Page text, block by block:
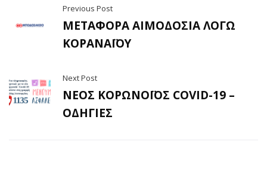
Previous Post
ΜΕΤΑΦΟΡΑ ΑΙΜΟΔΟΣΙΑ ΛΟΓΩ
ΚΟΡΑΝΑΪΟΥ
Next Post
ΝΕΟΣ ΚΟΡΩΝΟΪΟΣ COVID-19 –
ΟΔΗΓΙΕΣ